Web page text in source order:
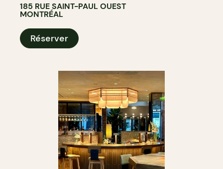
185 RUE SAINT-PAUL OUEST
MONTRÉAL
Réserver